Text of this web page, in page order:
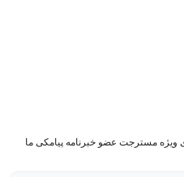
ویژه مسترجت عضو خبرنامه پیامکی ما